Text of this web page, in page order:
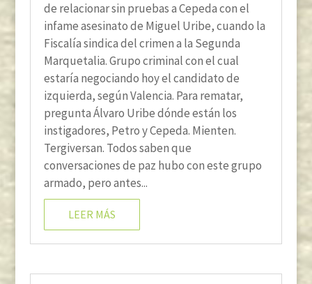
de relacionar sin pruebas a Cepeda con el
infame asesinato de Miguel Uribe, cuando la
Fiscalía sindica del crimen a la Segunda
Marquetalia. Grupo criminal con el cual
estaría negociando hoy el candidato de
izquierda, según Valencia. Para rematar,
pregunta Álvaro Uribe dónde están los
instigadores, Petro y Cepeda. Mienten.
Tergiversan. Todos saben que
conversaciones de paz hubo con este grupo
armado, pero antes...
LEER MÁS